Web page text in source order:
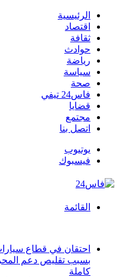
الرئيسية
اقتصاد
ثقافة
حوادث
رياضة
سياسة
صحة
فاس24 تيفي
قضايا
مجتمع
اتصل بنا
يوتيوب
فيسبوك
القائمة
احتقان في قطاع
بسبب تقليص دعم
كاملة